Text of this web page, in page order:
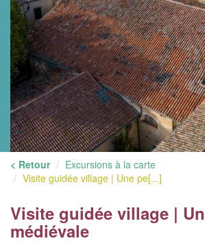
< Retour
Excursions à la carte
Visite guidée village | Une pe[...]
Visite guidée village |
médiévale